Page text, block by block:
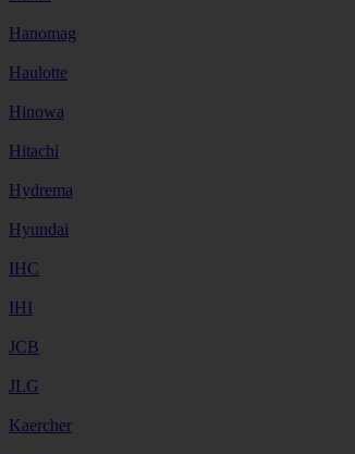
Hanomag
Haulotte
Hinowa
Hitachi
Hydrema
Hyundai
IHC
IHI
JCB
JLG
Kaercher